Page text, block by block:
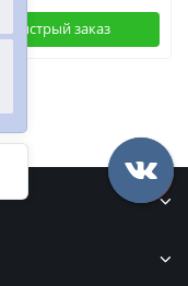
Быстрый заказ